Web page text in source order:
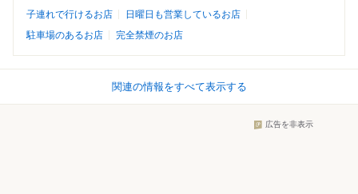
子連れで行けるお店
日曜日も営業しているお店
駐車場のあるお店
完全禁煙のお店
関連の情報をすべて表示する
広告を非表示